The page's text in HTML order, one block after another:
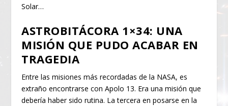
Solar…
ASTROBITÁCORA 1×34: UNA
MISIÓN QUE PUDO ACABAR EN
TRAGEDIA
Entre las misiones más recordadas de la NASA, es
extraño encontrarse con Apolo 13. Era una misión que
debería haber sido rutina. La tercera en posarse en la